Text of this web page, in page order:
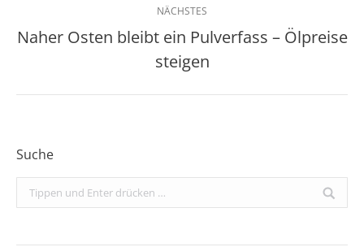
NÄCHSTES
Nächster
Beitrag:
Naher Osten bleibt ein Pulverfass – Ölpreise
steigen
Suche
Search: